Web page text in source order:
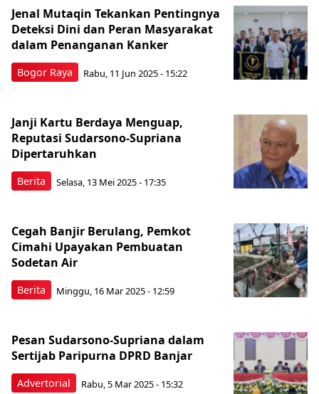
Bogor Raya
Jenal Mutaqin Tekankan Pentingnya
Deteksi Dini dan Peran Masyarakat
dalam Penanganan Kanker
Rabu, 11 Jun 2025 - 15:22
Berita
Janji Kartu Berdaya Menguap,
Reputasi Sudarsono-Supriana
Dipertaruhkan
Selasa, 13 Mei 2025 - 17:35
Berita
Cegah Banjir Berulang, Pemkot
Cimahi Upayakan Pembuatan
Sodetan Air
Minggu, 16 Mar 2025 - 12:59
Advertorial
Pesan Sudarsono-Supriana dalam
Sertijab Paripurna DPRD Banjar
Rabu, 5 Mar 2025 - 15:32